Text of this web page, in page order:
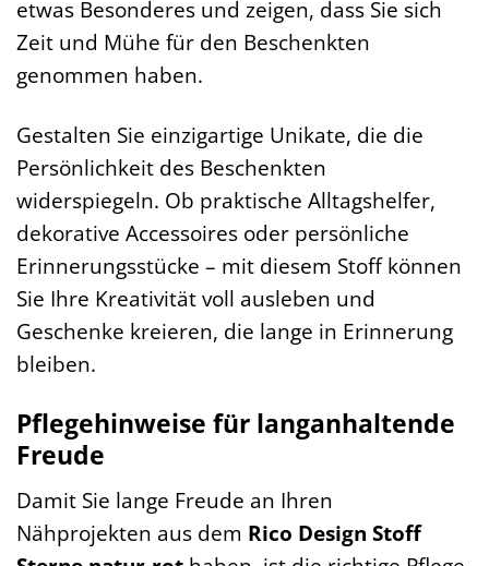
etwas Besonderes und zeigen, dass Sie sich
Zeit und Mühe für den Beschenkten
genommen haben.
Gestalten Sie einzigartige Unikate, die die
Persönlichkeit des Beschenkten
widerspiegeln. Ob praktische Alltagshelfer,
dekorative Accessoires oder persönliche
Erinnerungsstücke – mit diesem Stoff können
Sie Ihre Kreativität voll ausleben und
Geschenke kreieren, die lange in Erinnerung
bleiben.
Pflegehinweise für langanhaltende
Freude
Damit Sie lange Freude an Ihren
Nähprojekten aus dem Rico Design Stoff